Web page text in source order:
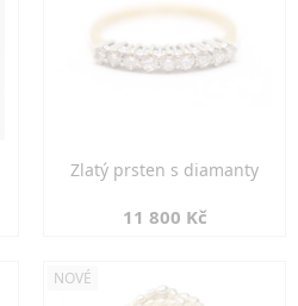
Zlatý prsten s diamanty
11 800 Kč
NOVÉ